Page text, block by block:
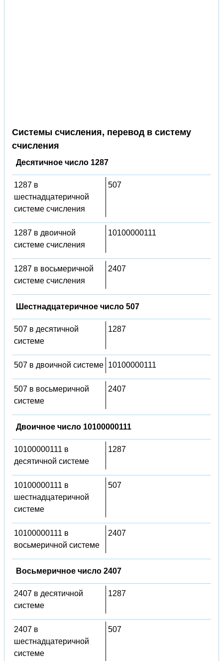
Системы счисления, перевод в систему
счисления
Десятичное число 1287
1287 в
шестнадцатеричной
системе счисления
507
1287 в двоичной
системе счисления
10100000111
1287 в восьмеричной
системе счисления
2407
Шестнадцатеричное число 507
507 в десятичной
системе
1287
507 в двоичной системе 10100000111
507 в восьмеричной
системе
2407
Двоичное число 10100000111
10100000111 в
десятичной системе
1287
10100000111 в
шестнадцатеричной
системе
507
10100000111 в
восьмеричной системе
2407
Восьмеричное число 2407
2407 в десятичной
системе
1287
2407 в
шестнадцатеричной
системе
507